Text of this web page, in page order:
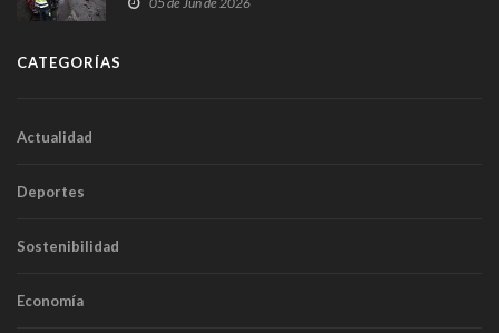
CATEGORÍAS
Actualidad
Deportes
Sostenibilidad
Economía